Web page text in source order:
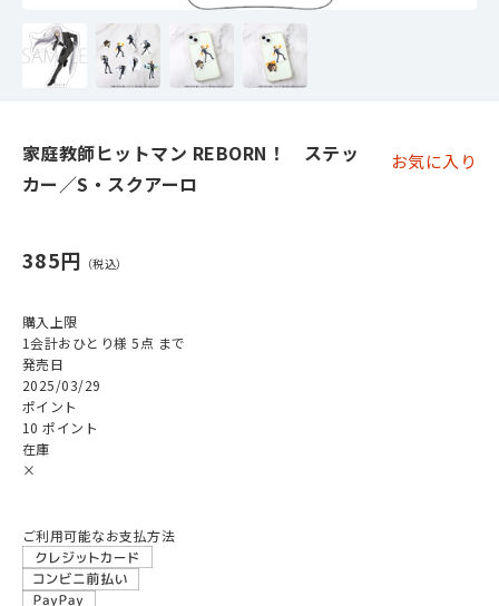
家庭教師ヒットマン REBORN！ ステッ
カー／S・スクアーロ
お気に入り
385円
購入上限
1会計おひとり様 5点 まで
発売日
2025/03/29
ポイント
10 ポイント
在庫
×
ご利用可能なお支払方法